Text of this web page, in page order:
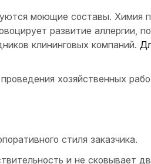
моющие составы. Химия
развитие аллергии,
клининговых компаний.
хозяйственных
стиля заказчика.
и не сковывает